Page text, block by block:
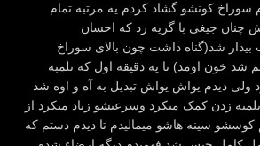
سوراخ کونشو گشاد کردم یه مرتبه تمام
چنان جیغی با گریه زد که احسان
شد(گناه داشت چون بالای سوراخ
شد خون اومد) تا یه دقیقه اول که تلمبه
ولی دیدم یواش یواش تبدیل به آه و اوه شد
زدن کمک میکرد وسرعتشو زیاد میکرد از
سینه هاشو میمالیدم تا دیدم دستم که